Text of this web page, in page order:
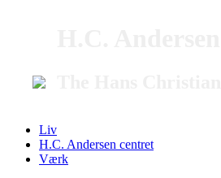
Liv
H.C. Andersen centret
Værk